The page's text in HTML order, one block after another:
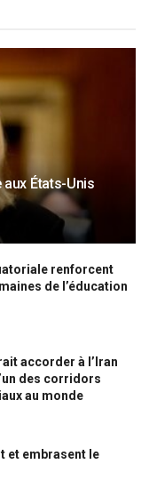
aux États-Unis
renforcent
de l’éducation
accorder à l’Iran
des corridors
au monde
et embrasent le